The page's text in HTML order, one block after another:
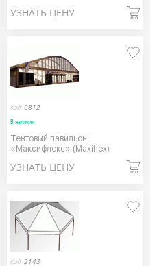
УЗНАТЬ ЦЕНУ
Код: 0812
В наличии
Тентовый павильон
«Максифлекс» (Maxiflex)
УЗНАТЬ ЦЕНУ
Код: 2143